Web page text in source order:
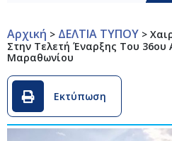
Αρχική > ΔΕΛΤΙΑ ΤΥΠΟΥ >
Στην Τελετή Έναρξης Του 36ου
Μαραθωνίου
Εκτύπωση